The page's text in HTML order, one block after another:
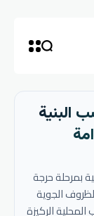
البنية
بمرحلة حرجة
الجوية
المحلية الركيزة